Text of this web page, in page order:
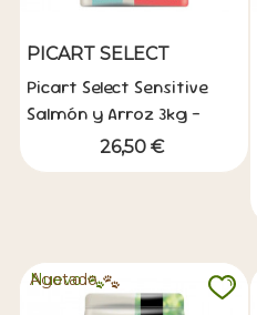
PICART SELECT
Picart Select Sensitive
Salmón y Arroz 3kg -
Digestión Sensible
26,50 €
Nuevo
Agotado